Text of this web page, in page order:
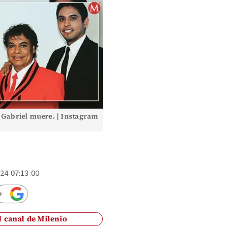
Gabriel muere. | Instagram
07:13:00
canal de Milenio